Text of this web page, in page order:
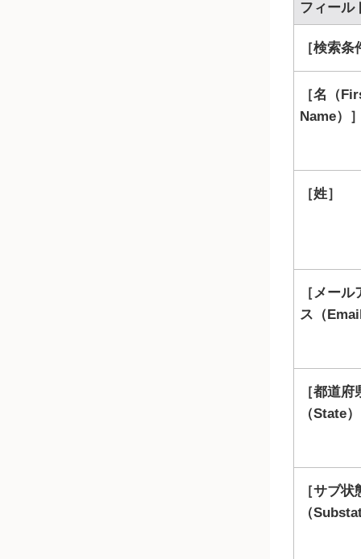
フィール
検索条
名（
Name）
姓
メール
ス（
都道府
（State）
サブ状
（